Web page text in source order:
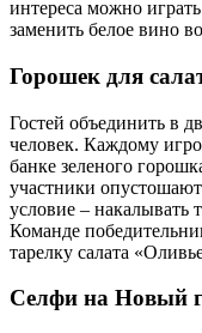
интереса можно
заменить белое вино
Горошек для
Гостей объединить в
человек. Каждому
банке зеленого
участники
условие – накалывать
Команде
тарелку салата
Селфи на Новый